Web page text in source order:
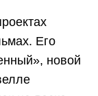
Его
новой